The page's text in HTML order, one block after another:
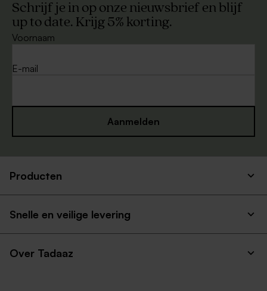
Witte zelfklevende
met puntklep
met puntklep
Schrijf je in op onze nieuwsbrief en blijf
up to date. Krijg 5% korting.
Voornaam
E-mail
Aanmelden
Producten
Snelle en veilige levering
Over Tadaaz